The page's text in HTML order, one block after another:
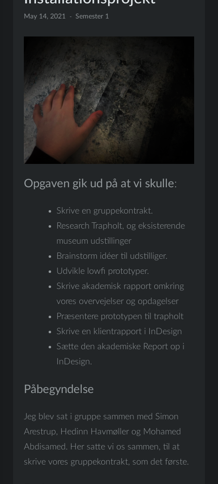
May 14, 2021 Semester 1
Opgaven gik ud på at vi skulle:
Skrive en gruppekontrakt.
Research Trapholt, og eksisterende
museum udstillinger
Brainstorm idéer til udstilliger.
Udvikle lowfi prototyper.
Skrive akademisk rapport omkring
vores overvejelser og opdagelser
Præsentere prototypen til trapholt
Skrive en klientrapport i InDesign
Sætte den akademiske Report op i
InDesign.
Påbegyndelse
Jeg blev sat i gruppe sammen med Simon
Arestrup, Hedinn Havmøller og Mohamed
Abdisamed. Her satte vi os sammen, til at
skrive vores gruppekontrakt, som det første.